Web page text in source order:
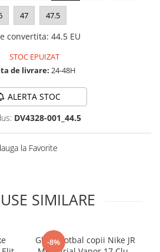
47 47.5
convertita: 44.5 EU
STOC EPUIZAT
de livrare: 24-48H
ALERTA STOC
DV4328-001_44.5
la Favorite
SIMILARE
-8%
Ghete fotbal copii Nike JR